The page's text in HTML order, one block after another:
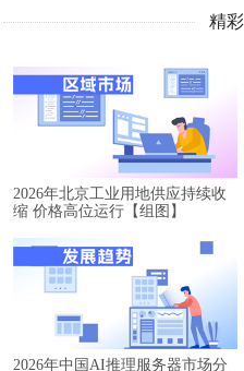
精
2026年北京工业用地供应持续收
缩 价格高位运行【组图】
2026年中国AI推理服务器市场分